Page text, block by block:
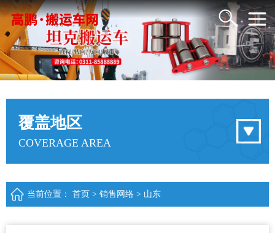
覆盖地区
COVERAGE AREA
当前位置： 首页 > 销售网络 > 山东